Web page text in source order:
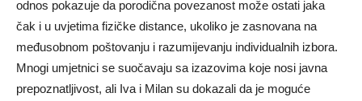
odnos pokazuje da porodična povezanost može ostati jaka
čak i u uvjetima fizičke distance, ukoliko je zasnovana na
međusobnom poštovanju i razumijevanju individualnih izbora.
Mnogi umjetnici se suočavaju sa izazovima koje nosi javna
prepoznatljivost, ali Iva i Milan su dokazali da je moguće